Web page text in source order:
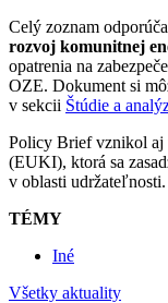
Celý zoznam
rozvoj komunitnej
opatrenia na
OZE. Dokument si
v sekcii Štúdie a
Policy Briefvznikol aj
(EUKI), ktorá sa
v oblasti udržateľnosti.
TÉMY
Iné
Všetky aktuality